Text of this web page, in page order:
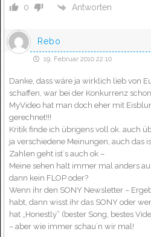
0 Antworten
Rebo
19. Februar 2010 22:10
Danke, dass wäre ja wirklich lieb von
schaffen, war bei der Konkurrenz
MyVideo hat man doch eher mit
gerechnet!!!
Kritik finde ich übrigens voll ok. auch
ja verschiedene Meinungen, auch das
Zahlen geht ist´s auch ok –
Meine sehen halt immer mal anders
dann kein FLOP oder?
Wenn ihr den SONY Newsletter –
habt, dann wisst ihr das SONY oder
hat „Honestly“ (bester Song, bestes
– aber wie immer schau´n wir mal!